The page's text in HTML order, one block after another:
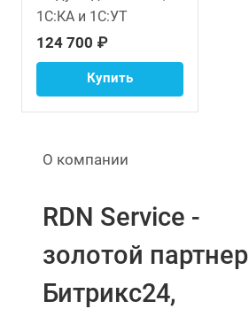
1С:КА и 1С:УТ
124 700 ₽
Купить
О компании
RDN Service -
золотой партнер
Битрикс24,